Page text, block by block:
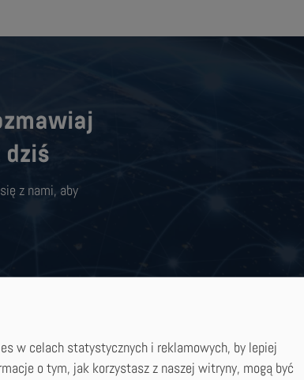
z nami, aby
w celach statystycznych i reklamowych, by lepiej
o tym, jak korzystasz z naszej witryny, mogą być